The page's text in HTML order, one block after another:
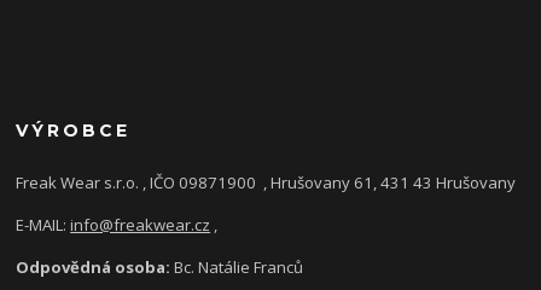
VÝROBCE
Freak Wear s.r.o. , IČO 09871900 , Hrušovany 61, 431 43 Hrušovany
E-MAIL:info@freakwear.cz ,
Odpovědná osoba:Bc. Natálie Franců